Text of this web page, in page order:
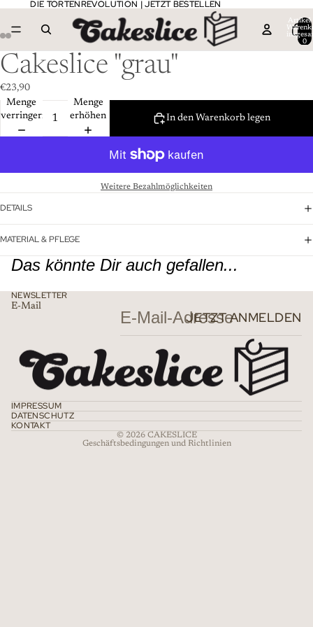
DIE TORTENREVOLUTION | JETZT BESTELLEN
DIE TORTENREVOLUTION | JETZT BESTELLEN
Artikel
0
Cakeslice "grau"
€23,90
Menge
verringern
Menge
erhöhen
In den Warenkorb legen
Weitere Bezahlmöglichkeiten
DETAILS
MATERIAL & PFLEGE
Das könnte Dir auch gefallen...
NEWSLETTER
E-Mail
JETZT ANMELDEN
IMPRESSUM
DATENSCHUTZ
KONTAKT
© 2026 CAKESLICE
Geschäftsbedingungen und Richtlinien
Widerrufsrecht
AGB
Kontaktinformationen